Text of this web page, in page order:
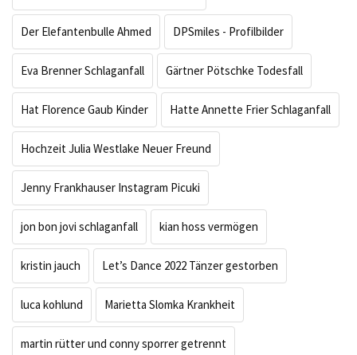
Der Elefantenbulle Ahmed DPSmiles - Profilbilder
Eva Brenner Schlaganfall Gärtner Pötschke Todesfall
Hat Florence Gaub Kinder Hatte Annette Frier Schlaganfall
Hochzeit Julia Westlake Neuer Freund
Jenny Frankhauser Instagram Picuki
jon bon jovi schlaganfall kian hoss vermögen
kristin jauch Let’s Dance 2022 Tänzer gestorben
luca kohlund Marietta Slomka Krankheit
martin rütter und conny sporrer getrennt